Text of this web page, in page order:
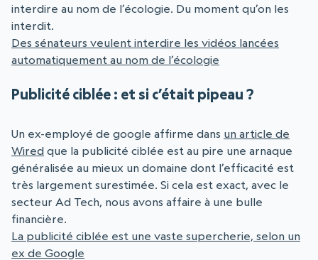
interdire au nom de l’écologie. Du moment qu’on les
interdit.
Des sénateurs veulent interdire les vidéos lancées
automatiquement au nom de l’écologie
Publicité ciblée : et si c’était pipeau ?
Un ex-employé de google affirme dans un article de
Wired que la publicité ciblée est au pire une arnaque
généralisée au mieux un domaine dont l’efficacité est
très largement surestimée. Si cela est exact, avec le
secteur Ad Tech, nous avons affaire à une bulle
financière.
La publicité ciblée est une vaste supercherie, selon un
ex de Google